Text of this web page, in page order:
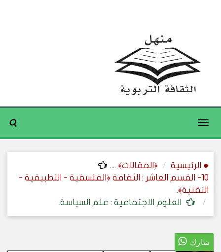
Toggle
● الرئيسية ﴿المقالات﴾ ....
10- القسم العاشر : الثقافة ﴿الفلسفية - التطبيقية -
التقنية﴾.
العلوم الاجتماعية : علم السياسة.